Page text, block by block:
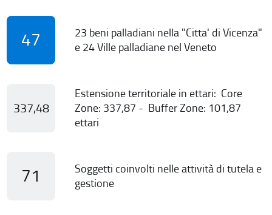
47
23 beni palladiani nella "Citta' di Vicenza"
e 24 Ville palladiane nel Veneto
337,48
Estensione territoriale in ettari: Core
Zone: 337,87 - Buffer Zone: 101,87
ettari
71
Soggetti coinvolti nelle attività di tutela e
gestione